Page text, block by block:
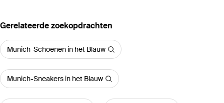
Gerelateerde zoekopdrachten
Munich-Schoenen in het Blauw
Munich-Sneakers in het Blauw